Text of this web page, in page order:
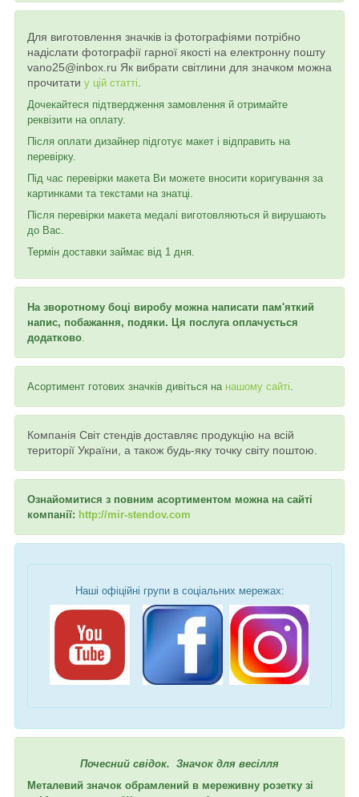
Для виготовлення значків із фотографіями потрібно
надіслати фотографії гарної якості на електронну пошту
vano25@inbox.ru Як вибрати світлини для значком можна
прочитати у цій статті
Дочекайтеся підтвердження замовлення й отримайте
реквізити на оплату.
Після оплати дизайнер підготує макет і відправить на
перевірку.
Під час перевірки макета Ви можете вносити коригування за
картинками та текстами на знатці.
Після перевірки макета медалі виготовляються й вирушають
до Вас.
Термін доставки займає від 1 дня.
На зворотному боці виробу можна написати пам'яткий
напис, побажання, подяки. Ця послуга оплачується
додатково
Асортимент готових значків дивіться на нашому сайті
Компанія Світ стендів доставляє продукцію на всій
території України, а також будь-яку точку світу поштою.
Ознайомитися з повним асортиментом можна на сайті
компанії: http://mir-stendov.com
Наші офіційні групи в соціальних мережах:
Почесний свідок. Значок для весілля
Металевий значок обрамлений в мереживну розетку зі